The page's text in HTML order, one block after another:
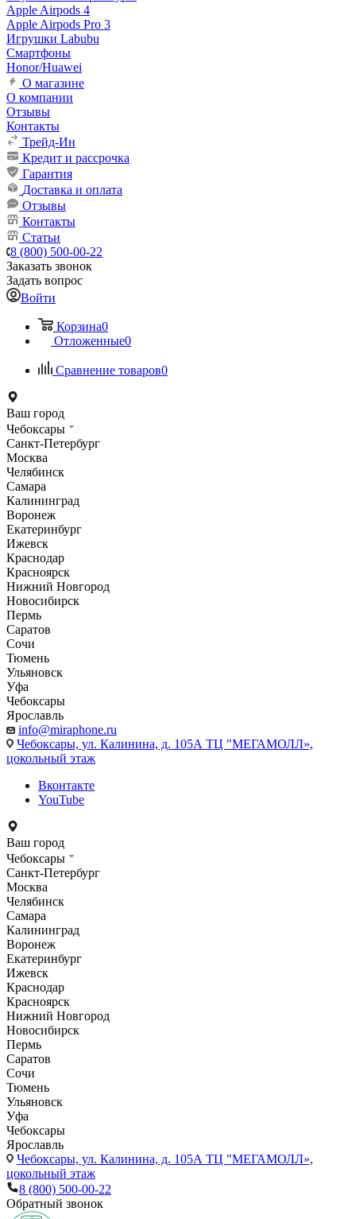
Apple Airpods 4
Apple Airpods Pro 3
Игрушки Labubu
Смартфоны
Honor/Huawei
О магазине
О компании
Отзывы
Контакты
Трейд-Ин
Кредит и рассрочка
Гарантия
Доставка и оплата
Отзывы
Контакты
Статьи
8 (800) 500-00-22
Заказать звонок
Задать вопрос
Войти
Корзина0
Отложенные0
Сравнение товаров0
Ваш город
Чебоксары
Санкт-Петербург
Москва
Челябинск
Самара
Калининград
Воронеж
Екатеринбург
Ижевск
Краснодар
Красноярск
Нижний Новгород
Новосибирск
Пермь
Саратов
Сочи
Тюмень
Ульяновск
Уфа
Чебоксары
Ярославль
info@miraphone.ru
Чебоксары, ул. Калинина, д. 105А ТЦ "МЕГАМОЛЛ»,
цокольный этаж
Вконтакте
YouTube
Ваш город
Чебоксары
Санкт-Петербург
Москва
Челябинск
Самара
Калининград
Воронеж
Екатеринбург
Ижевск
Краснодар
Красноярск
Нижний Новгород
Новосибирск
Пермь
Саратов
Сочи
Тюмень
Ульяновск
Уфа
Чебоксары
Ярославль
Чебоксары, ул. Калинина, д. 105А ТЦ "МЕГАМОЛЛ»,
цокольный этаж
8 (800) 500-00-22
Обратный звонок